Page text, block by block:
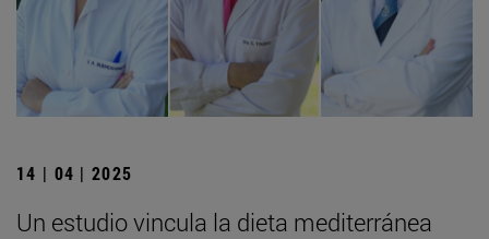
14 | 04 | 2025
Un estudio vincula la dieta mediterránea